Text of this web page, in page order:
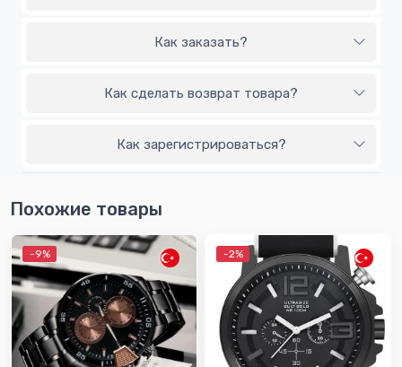
Как заказать?
Как сделать возврат товара?
Как зарегистрироваться?
Похожие товары
-9% -2%